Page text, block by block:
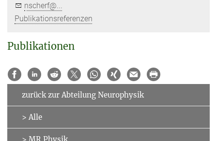
nscherf@...
Publikationsreferenzen
Publikationen
zurück zur Abteilung Neurophysik
> Alle
> MR Physik